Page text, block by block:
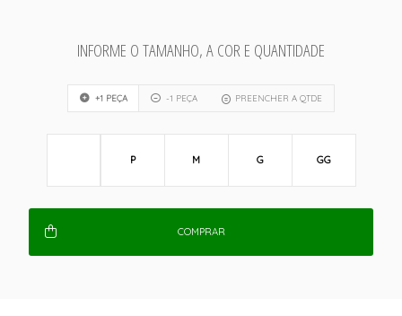
INFORME O TAMANHO, A COR E QUANTIDADE
+1 PEÇA -1 PEÇA PREENCHER A QTDE
P M G GG
COMPRAR